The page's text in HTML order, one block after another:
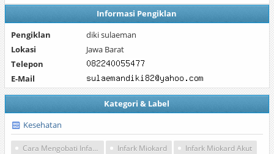
Informasi Pengiklan
Pengiklan
diki sulaeman
Lokasi
Jawa Barat
Telepon
E-Mail
Kategori & Label
Kesehatan
Cara Mengobati Infark Miokard Akut Infark Miokard
Infark Miokard Akut